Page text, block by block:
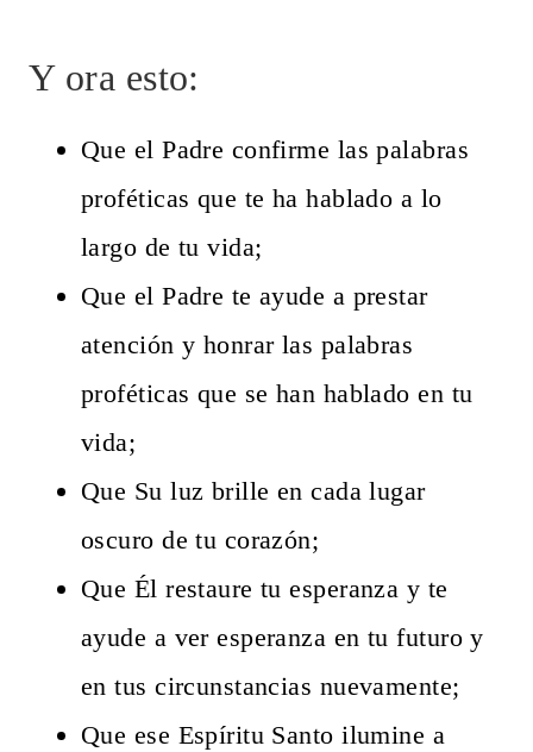
Y ora esto:
Que el Padre confirme las palabras
proféticas que te ha hablado a lo
largo de tu vida;
Que el Padre te ayude a prestar
atención y honrar las palabras
proféticas que se han hablado en tu
vida;
Que Su luz brille en cada lugar
oscuro de tu corazón;
Que Él restaure tu esperanza y te
ayude a ver esperanza en tu futuro y
en tus circunstancias nuevamente;
Que ese Espíritu Santo ilumine a